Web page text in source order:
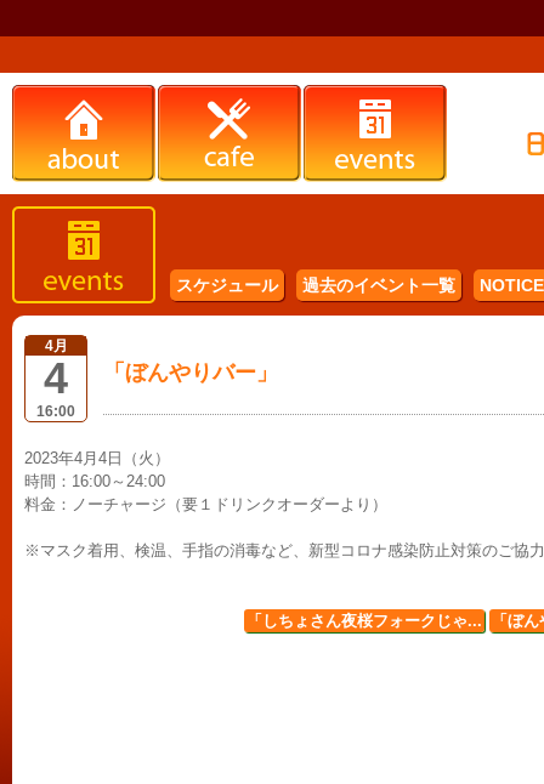
スケジュール 過去のイベント一覧
4月
4
16:00
「ぼんやりバー」
2023年4月4日（火）
時間：16:00～24:00
料金：ノーチャージ（要１ドリンクオーダーより）
※マスク着用、検温、手指の消毒など、新型コロナ感染防止対策のご協
「しちょさん夜桜フォークじゃ... 「ぼ